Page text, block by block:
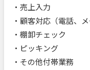
・売上入力
・顧客対応（電話、メ
・棚卸チェック
・ピッキング
・その他付帯業務